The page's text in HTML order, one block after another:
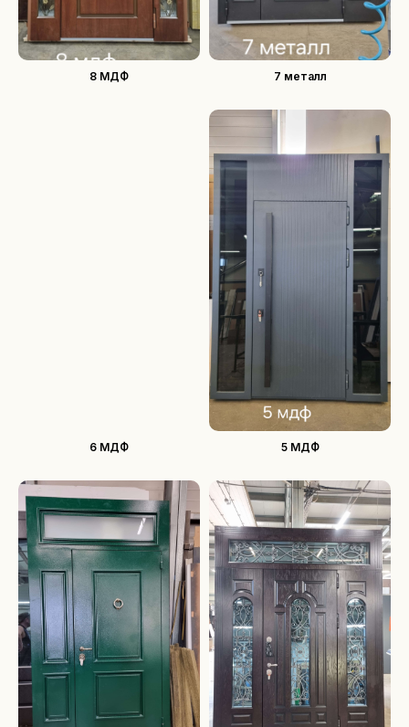
8 МДФ 7 металл
6 МДФ 5 МДФ
Выполненные проекты
Видео обзоры дверей
proekt.76@mail.ru
+7 (905) 782-68-12
Типы металлоконструкций
FORTUNA-DOORS
Разработка сайта
Политика конфиденциальности
© 2025 Все права защищены
Наверх